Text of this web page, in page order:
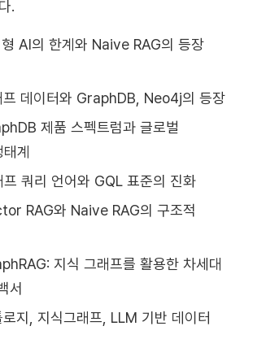
.
AI의 한계와 Naive RAG의 등장
프 데이터와 GraphDB, Neo4j의 등장
제품 스펙트럼과 글로벌
계
프 쿼리 언어와 GQL 표준의 진화
RAG와 Naive RAG의 구조적
지식 그래프를 활용한 차세대
서
지, 지식그래프, LLM 기반 데이터